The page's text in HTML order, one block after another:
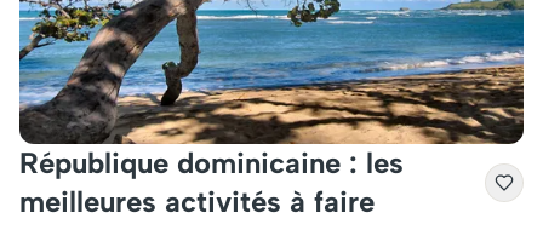
République dominicaine : les
meilleures activités à faire